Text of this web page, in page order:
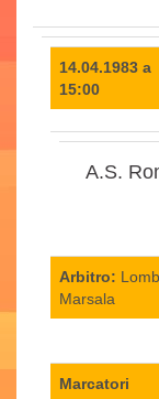
14.04.1983 a
15:00
A.S.
Arbitro:
Marsala
Marcatori